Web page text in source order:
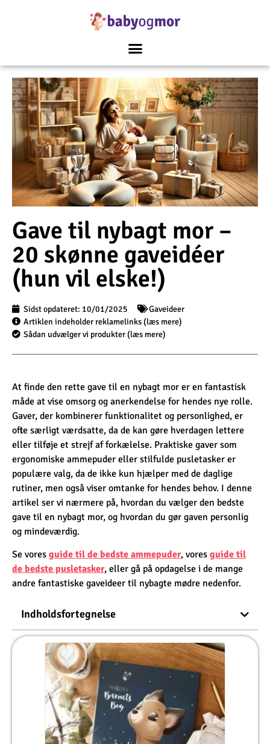
Gave til nybagt mor –
20 skønne gaveidéer
(hun vil elske!)
Sidst opdateret: 10/01/2025
Gaveideer
Artiklen indeholder reklamelinks (læs mere)
Sådan udvælger vi produkter (læs mere)
At finde den rette gave til en nybagt mor er en fantastisk
måde at vise omsorg og anerkendelse for hendes nye rolle.
Gaver, der kombinerer funktionalitet og personlighed, er
ofte særligt værdsatte, da de kan gøre hverdagen lettere
eller tilføje et strejf af forkælelse. Praktiske gaver som
ergonomiske ammepuder eller stilfulde pusletasker er
populære valg, da de ikke kun hjælper med de daglige
rutiner, men også viser omtanke for hendes behov. I denne
artikel ser vi nærmere på, hvordan du vælger den bedste
gave til en nybagt mor, og hvordan du gør gaven personlig
og mindeværdig.
Se vores guide til de bedste ammepuder, vores guide til
de bedste pusletasker, eller gå på opdagelse i de mange
andre fantastiske gaveideer til nybagte mødre nedenfor.
Indholdsfortegnelse